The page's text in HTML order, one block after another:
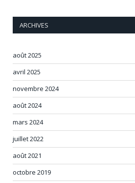
ARCHIVES
août 2025
avril 2025
novembre 2024
août 2024
mars 2024
juillet 2022
août 2021
octobre 2019